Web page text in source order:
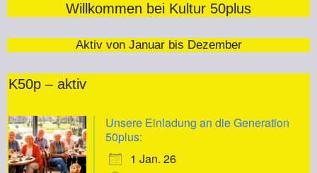
Willkommen bei Kultur 50plus
Aktiv von Januar bis Dezember
K50p – aktiv
Unsere Einladung an die Generation
50plus:
1 Jan. 26